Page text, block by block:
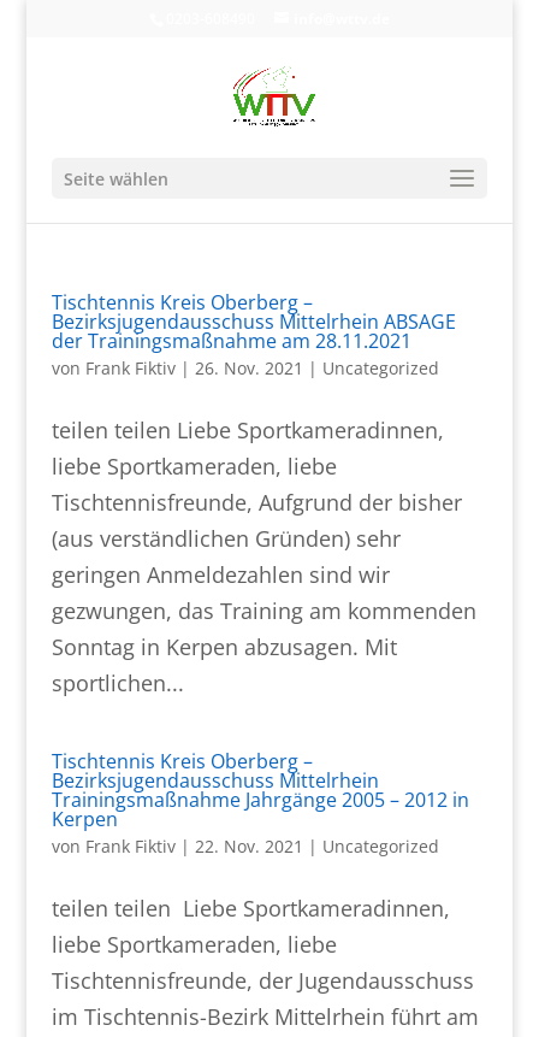
Seite wählen
Tischtennis Kreis Oberberg –
Bezirksjugendausschuss Mittelrhein ABSAGE
der Trainingsmaßnahme am 28.11.2021
von Frank Fiktiv| 26. Nov. 2021 | Uncategorized
teilen teilen Liebe Sportkameradinnen,
liebe Sportkameraden, liebe
Tischtennisfreunde, Aufgrund der bisher
(aus verständlichen Gründen) sehr
geringen Anmeldezahlen sind wir
gezwungen, das Training am kommenden
Sonntag in Kerpen abzusagen. Mit
sportlichen...
Tischtennis Kreis Oberberg –
Bezirksjugendausschuss Mittelrhein
Trainingsmaßnahme Jahrgänge 2005 – 2012 in
Kerpen
von Frank Fiktiv| 22. Nov. 2021 | Uncategorized
teilen teilen Liebe Sportkameradinnen,
liebe Sportkameraden, liebe
Tischtennisfreunde, der Jugendausschuss
im Tischtennis-Bezirk Mittelrhein führt am